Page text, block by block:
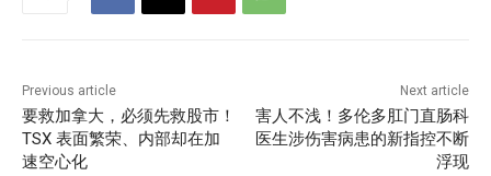
Previous article
要救加拿大，必须先救股市！
TSX 表面繁荣、内部却在加
速空心化
Next article
害人不浅！多伦多肛门直肠科
医生涉伤害病患的新指控不断
浮现